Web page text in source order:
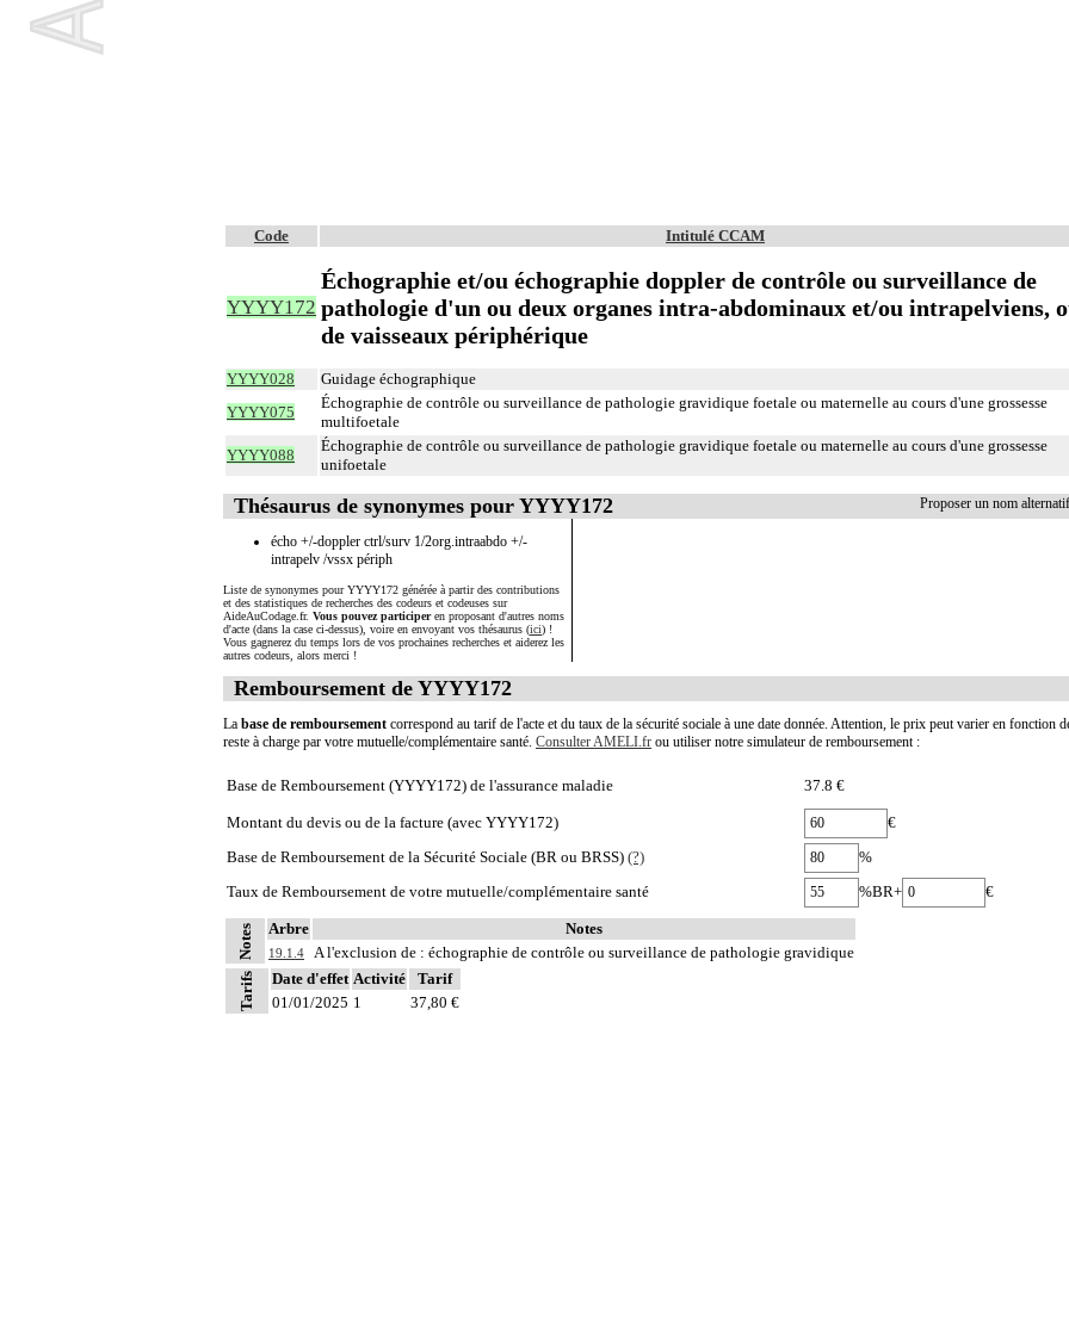
Code Intitulé CCAM
YYYY172
Échographie et/ou échographie doppler de contrôle ou surveillance de
pathologie d'un ou deux organes intra-abdominaux et/ou intrapelviens,
de vaisseaux périphérique
YYYY028 Guidage échographique
YYYY075
Échographie de contrôle ou surveillance de pathologie gravidique foetale ou maternelle au cours d'une grossesse
multifoetale
YYYY088
Échographie de contrôle ou surveillance de pathologie gravidique foetale ou maternelle au cours d'une grossesse
unifoetale
Proposer un nom
Thésaurus de synonymes pour YYYY172
écho +/-doppler ctrl/surv 1/2org.intraabdo +/-
intrapelv /vssx périph
Liste de synonymes pour YYYY172 générée à partir des contributions
et des statistiques de recherches des codeurs et codeuses sur
AideAuCodage.fr. Vous pouvez participeren proposant d'autres noms
d'acte (dans la case ci-dessus), voire en envoyant vos thésaurus (ici) !
Vous gagnerez du temps lors de vos prochaines recherches et aiderez les
autres codeurs, alors merci !
Remboursement de YYYY172
La base de remboursement correspond au tarif de l'acte et du taux de la sécurité sociale à une date donnée. Attention, le prix peut varier en
reste à charge par votre mutuelle/complémentaire santé. Consulter AMELI.fr ou utiliser notre simulateur de remboursement :
Base de Remboursement (YYYY172) de l'assurance maladie 37.8 €
Montant du devis ou de la facture (avec YYYY172)
€
Base de Remboursement de la Sécurité Sociale (BR ou BRSS) (?)
%
Taux de Remboursement de votre mutuelle/complémentaire santé
%BR+ €
Notes Arbre Notes
19.1.4 A l'exclusion de : échographie de contrôle ou surveillance de pathologie gravidique
Tarifs Date d'effet Activité
Tarif
01/01/2025 1 37,80 €